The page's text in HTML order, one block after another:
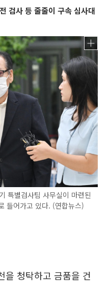
검사 등 줄줄이 구속 심사대
특별검사팀 사무실이 마련된
들어가고 있다. (연합뉴스)
을 청탁하고 금품을 건